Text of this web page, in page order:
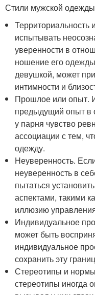
Стили мужской одежды
испытывать
уверенности в
ношение его
девушкой, может
интимности и
Прошлое или опыт.
предыдущий опыт в
у парня чувство
ассоциации с тем,
одежду.
Неуверенность.
неуверенность в
пытаться
аспектами, такими
иллюзию
Индивидуальное
может быть
индивидуальное
сохранить эту
Стереотипы и
стереотипы иногда